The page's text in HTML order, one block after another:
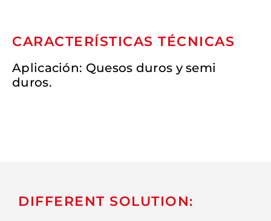
CARACTERÍSTICAS TÉCNICAS
Aplicación: Quesos duros y semi
duros.
DIFFERENT SOLUTION: